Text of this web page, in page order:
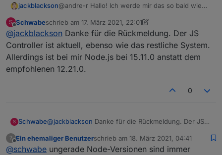
jackblackson@andre-r Hallo! Ich werde mir das so bald wie
bei mir noch funktioniert. Habt ihr alle auf die
aktuelle Javascript Controller Version aktualisiert?
S
Offline
Schwabeschrieb am 17. März 2021, 22:01
zuletzt editiert von Schwabe
@jackblackson Danke für die Rückmeldung. Der JS
Controller ist aktuell, ebenso wie das restliche System.
Allerdings ist bei mir Node.js bei 15.11.0 anstatt dem
empfohlenen 12.21.0.
0
S Schwabe@jackblackson Danke für die Rückmeldung. Der JS
System. Allerdings ist bei mir Node.js bei 15.11.0
anstatt dem empfohlenen 12.21.0.
?
Offline
Ein ehemaliger Benutzerschrieb am 18. März 2021, 04:41
zuletzt editiert von
@schwabe ungerade Node-Versionen sind immer